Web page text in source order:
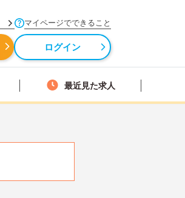
マイページでできること
ログイン
最近見た求人